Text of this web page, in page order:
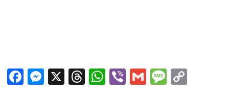
Facebook
Messenger
X Threads
WhatsApp
ViberGmail